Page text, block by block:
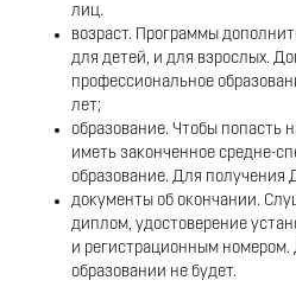
лиц.
возраст. Программы
для детей, и для взрослых.
профессиональное
лет;
образование. Чтобы попасть
иметь законченное средне-
образование. Для получения
документы об окончании.
диплом, удостоверение
и регистрационным
образовании не будет.